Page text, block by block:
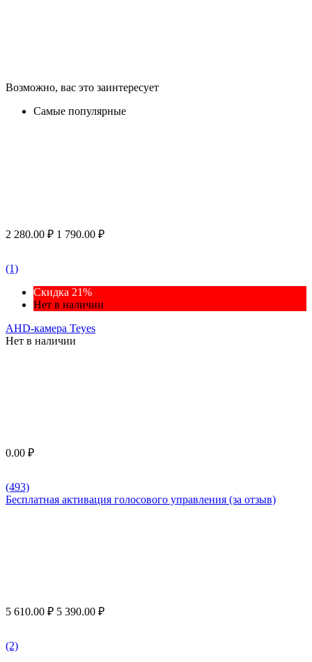
Возможно, вас это заинтересует
Самые популярные
2 280.00 ₽ 1 790.00 ₽
(1)
Скидка 21%
Нет в наличии
AHD-камера Teyes
Нет в наличии
0.00 ₽
(493)
Бесплатная активация голосового управления (за отзыв)
5 610.00 ₽ 5 390.00 ₽
(2)